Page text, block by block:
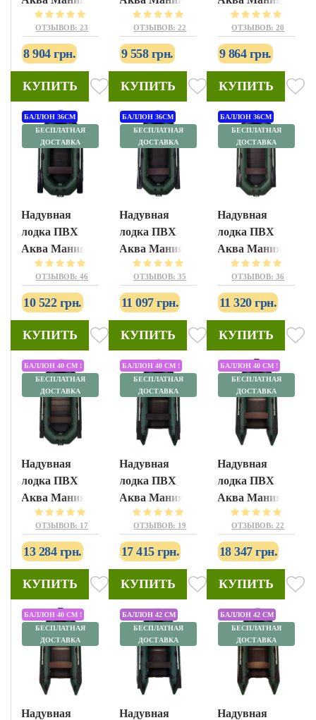
А-210
ОТЗЫВОВ: 23
8 904 грн.
КУПИТЬ
А-230
ОТЗЫВОВ: 22
9 558 грн.
КУПИТЬ
А-220Т
ОТЗЫВОВ: 20
9 864 грн.
КУПИТЬ
БАЛЛОН 36СМ
БЕСПЛАТНАЯ
ДОСТАВКА
Надувная
лодка ПВХ
Аква Мания
А-240Т
ОТЗЫВОВ: 46
10 522 грн.
КУПИТЬ
БАЛЛОН 36СМ
БЕСПЛАТНАЯ
ДОСТАВКА
Надувная
лодка ПВХ
Аква Мания
А-260Т
ОТЗЫВОВ: 35
11 097 грн.
КУПИТЬ
БАЛЛОН 36СМ
БЕСПЛАТНАЯ
ДОСТАВКА
Надувная
лодка ПВХ
Аква Мания
А-280т
ОТЗЫВОВ: 36
11 320 грн.
КУПИТЬ
БАЛЛОН 40 СМ !
БЕСПЛАТНАЯ
ДОСТАВКА
Надувная
лодка ПВХ
Аква Мания
A-300T
ОТЗЫВОВ: 17
13 284 грн.
КУПИТЬ
БАЛЛОН 40 СМ !
БЕСПЛАТНАЯ
ДОСТАВКА
Надувная
лодка ПВХ
Аква Мания
АМ-290
ОТЗЫВОВ: 19
17 415 грн.
КУПИТЬ
БАЛЛОН 40 СМ !
БЕСПЛАТНАЯ
ДОСТАВКА
Надувная
лодка ПВХ
Аква Мания
АМ-310
ОТЗЫВОВ: 22
18 347 грн.
КУПИТЬ
БАЛЛОН 40 СМ !
БЕСПЛАТНАЯ
ДОСТАВКА
Надувная
БАЛЛОН 42 СМ
БЕСПЛАТНАЯ
ДОСТАВКА
Надувная
БАЛЛОН 42 СМ
БЕСПЛАТНАЯ
ДОСТАВКА
Надувная